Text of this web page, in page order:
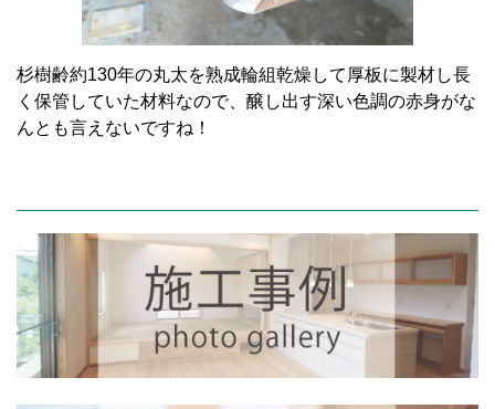
杉樹齢約130年の丸太を熟成輪組乾燥して厚板に製材し長
く保管していた材料なので、醸し出す深い色調の赤身がな
んとも言えないですね！